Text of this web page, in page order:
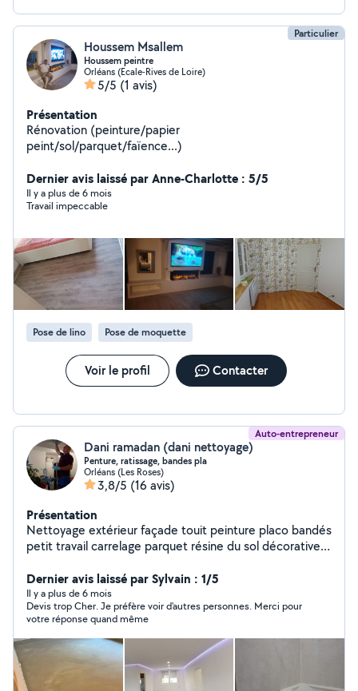
Particulier
Houssem Msallem
Houssem peintre
Orléans (Ecale-Rives de Loire)
5/5 (1 avis)
Présentation
Rénovation (peinture/papier
peint/sol/parquet/faïence...)
Dernier avis laissé par Anne-Charlotte : 5/5
Il y a plus de 6 mois
Travail impeccable
Pose de lino Pose de moquette
Voir le profil Contacter
Auto-entrepreneur
Dani ramadan (dani nettoyage)
Penture, ratissage, bandes pla
Orléans (Les Roses)
3,8/5 (16 avis)
Présentation
Nettoyage extérieur façade touit peinture placo bandés
petit travail carrelage parquet résine du sol décorative
extérieur,rénovation toiture, Gautier
Dernier avis laissé par Sylvain : 1/5
Il y a plus de 6 mois
Devis trop Cher. Je préfère voir d'autres personnes. Merci pour
votre réponse quand même